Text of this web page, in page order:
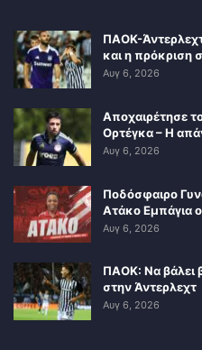
ΠΑΟΚ-
και η πρόκριση
Αυγ 6, 2026
Αποχαιρέτησε
Ορτέγκα – Η
Αυγ 6, 2026
Ποδόσφαιρο
Ατάκο Εμπάγια
Αυγ 6, 2026
ΠΑΟΚ: Να βάλει
στην Άντερλεχτ
Αυγ 6, 2026